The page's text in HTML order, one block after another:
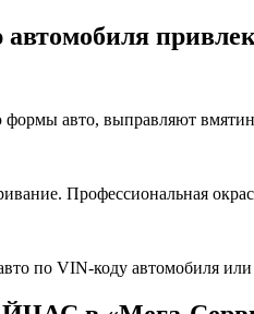
авто, выправляют
Профессиональная
по VIN-коду автомобиля